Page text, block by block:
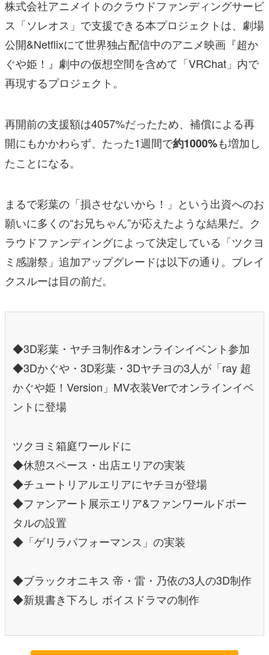
株式会社アニメイトのクラウドファンディングサービ
ス「ソレオス」で支援できる本プロジェクトは、劇場
公開&Netflixにて世界独占配信中のアニメ映画『超か
ぐや姫！』劇中の仮想空間を含めて「VRChat」内で
再現するプロジェクト。
再開前の支援額は4057%だったため、補償による再
開にもかかわらず、たった1週間で約1000%も増加し
たことになる。
まるで彩葉の「損させないから！」という出資へのお
願いに多くの“お兄ちゃん”が応えたような結果だ。ク
ラウドファンディングによって決定している「ツクヨ
ミ感謝祭」追加アップグレードは以下の通り。ブレイ
クスルーは目の前だ。
◆3D彩葉・ヤチヨ制作&オンラインイベント参加
◆3Dかぐや・3D彩葉・3Dヤチヨの3人が「ray 超
かぐや姫！Version」MV衣装Verでオンラインイベ
ントに登場
ツクヨミ箱庭ワールドに
◆休憩スペース・出店エリアの実装
◆チュートリアルエリアにヤチヨが登場
◆ファンアート展示エリア&ファンワールドポー
タルの設置
◆「ゲリラパフォーマンス」の実装
◆ブラックオニキス 帝・雷・乃依の3人の3D制作
◆新規書き下ろし ボイスドラマの制作